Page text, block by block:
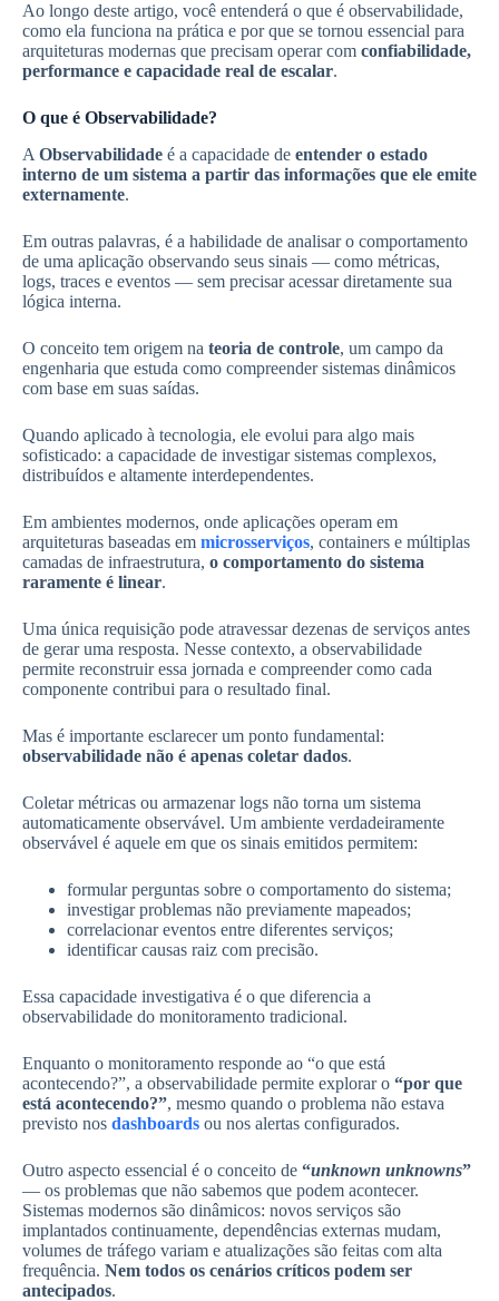
Ao longo deste artigo, você entenderá o que é observabilidade,
como ela funciona na prática e por que se tornou essencial para
arquiteturas modernas que precisam operar com confiabilidade,
performance e capacidade real de escalar.
O que é Observabilidade?
A Observabilidade é a capacidade de entender o estado
interno de um sistema a partir das informações que ele emite
externamente.
Em outras palavras, é a habilidade de analisar o comportamento
de uma aplicação observando seus sinais — como métricas,
logs, traces e eventos — sem precisar acessar diretamente sua
lógica interna.
O conceito tem origem na teoria de controle, um campo da
engenharia que estuda como compreender sistemas dinâmicos
com base em suas saídas.
Quando aplicado à tecnologia, ele evolui para algo mais
sofisticado: a capacidade de investigar sistemas complexos,
distribuídos e altamente interdependentes.
Em ambientes modernos, onde aplicações operam em
arquiteturas baseadas em microsserviços, containers e múltiplas
camadas de infraestrutura, o comportamento do sistema
raramente é linear.
Uma única requisição pode atravessar dezenas de serviços antes
de gerar uma resposta. Nesse contexto, a observabilidade
permite reconstruir essa jornada e compreender como cada
componente contribui para o resultado final.
Mas é importante esclarecer um ponto fundamental:
observabilidade não é apenas coletar dados.
Coletar métricas ou armazenar logs não torna um sistema
automaticamente observável. Um ambiente verdadeiramente
observável é aquele em que os sinais emitidos permitem:
formular perguntas sobre o comportamento do sistema;
investigar problemas não previamente mapeados;
correlacionar eventos entre diferentes serviços;
identificar causas raiz com precisão.
Essa capacidade investigativa é o que diferencia a
observabilidade do monitoramento tradicional.
Enquanto o monitoramento responde ao “o que está
acontecendo?”, a observabilidade permite explorar o “por que
está acontecendo?”, mesmo quando o problema não estava
previsto nos dashboards ou nos alertas configurados.
Outro aspecto essencial é o conceito de “unknown unknowns”
— os problemas que não sabemos que podem acontecer.
Sistemas modernos são dinâmicos: novos serviços são
implantados continuamente, dependências externas mudam,
volumes de tráfego variam e atualizações são feitas com alta
frequência. Nem todos os cenários críticos podem ser
antecipados.